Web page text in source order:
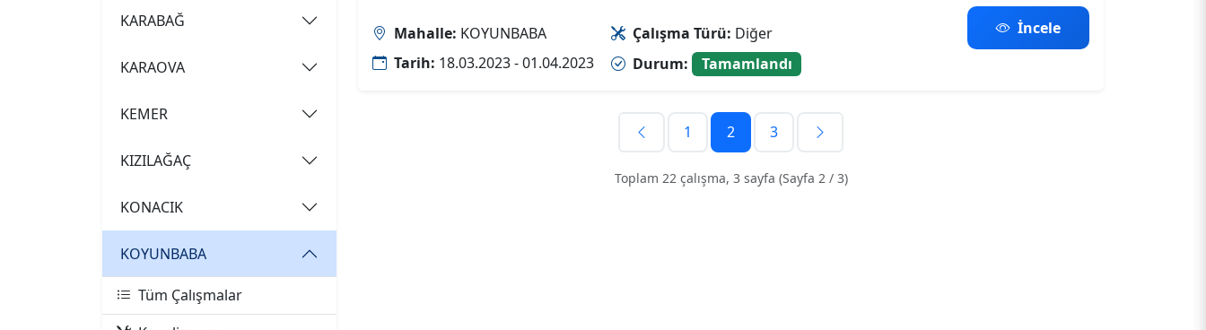
KARABAĞ
KARAOVA
KEMER
KIZILAĞAÇ
KONACIK
KOYUNBABA
Tüm Çalışmalar
Mahalle: KOYUNBABA Çalışma Türü: Diğer
Tarih: 18.03.2023 - 01.04.2023 Durum: Tamamlandı
İncele
1 2 3
Toplam 22 çalışma, 3 sayfa (Sayfa 2 / 3)